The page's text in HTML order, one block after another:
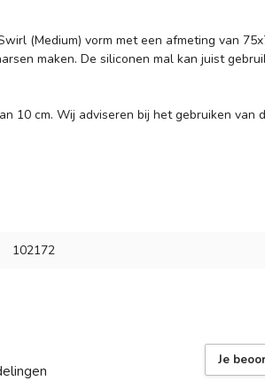
(Medium) vorm met een afmeting van
maken. De siliconen mal kan juist
10 cm. Wij adviseren bij het gebruiken van
102172
Je